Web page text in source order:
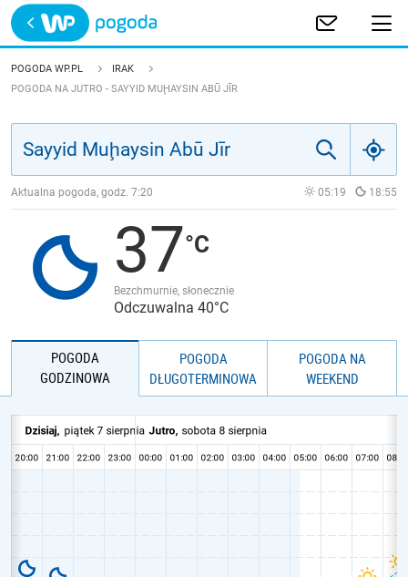
Trwa ładowanie
POLSKA
ŚWIAT
JAKOŚĆ POWIETRZA
POGODA WP.PL
IRAK
POGODA NA JUTRO - SAYYID MUḨAYSIN ABŪ JĪR
Aktualna pogoda, godz. 7:20 05:19 18:55
37
Bezchmurnie, słonecznie
Odczuwalna 40°C
POGODA
GODZINOWA
POGODA
DŁUGOTERMINOWA
POGODA NA
WEEKEND